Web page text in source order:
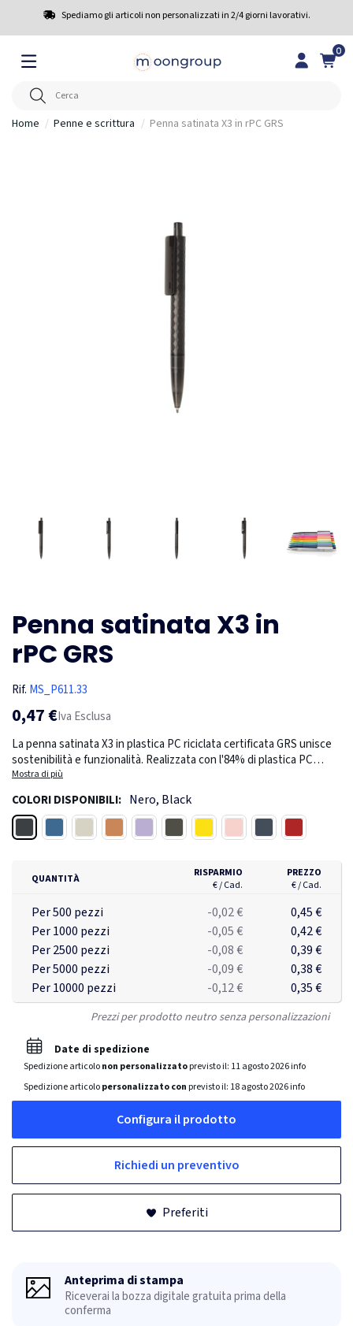
Spediamo gli articoli non personalizzati in 2/4 giorni lavorativi.
0
Home Penne e scrittura Penna satinata X3 in rPC GRS
Penna satinata X3 in
rPC GRS
Rif. MS_P611.33
0,47 €Iva Esclusa
La penna satinata X3 in plastica PC riciclata certificata GRS unisce
sostenibilità e funzionalità. Realizzata con l'84% di plastica PC
riciclata certificata GRS, compresa la parte superiore, la clip, la
punta e il fusto con un rivestimento satinato, questa penna è
progettata sia per l'eco-consapevolezza che per lo stile. È dotata di
inchiostro Dokumental blu che scrive in modo fluido fino a 1200
metri con una larghezza di scrittura di 1,0 mm. Il meccanismo a
sotto lo stantuffo indica le sue origini sostenibili.
Mostra di più
COLORI DISPONIBILI: Nero, Black
QUANTITÀ
RISPARMIO
€ / Cad.
PREZZO
€ / Cad.
Per 500 pezzi -0,02 €
0,45 €
Per 1000 pezzi
-0,05 €
0,42 €
Per 2500 pezzi
-0,08 €
0,39 €
Per 5000 pezzi
-0,09 €
0,38 €
Per 10000 pezzi
-0,12 € 0,35 €
Prezzi per prodotto neutro senza personalizzazioni
Date di spedizione
Spedizione articolonon personalizzatoprevisto il: 11 agosto 2026info
Spedizione articolopersonalizzato con previsto il: 18 agosto 2026info
Configura il prodotto
Richiedi un preventivo
Preferiti
Anteprima di stampa
Riceverai la bozza digitale gratuita prima della
conferma